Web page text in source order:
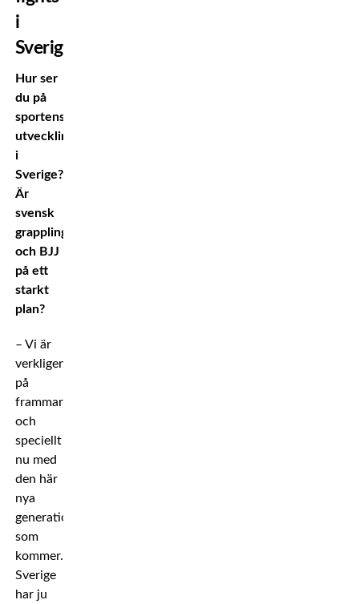
i
Sverige
Hur ser
du på
sportens
utveckling
i
Sverige?
Är
svensk
grappling
och BJJ
på ett
starkt
plan?
– Vi är
verkligen
på
frammarsch
och
speciellt
nu med
den här
nya
generationen
som
kommer.
Sverige
har ju